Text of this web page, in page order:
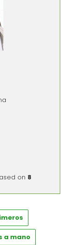
on 8
a mano